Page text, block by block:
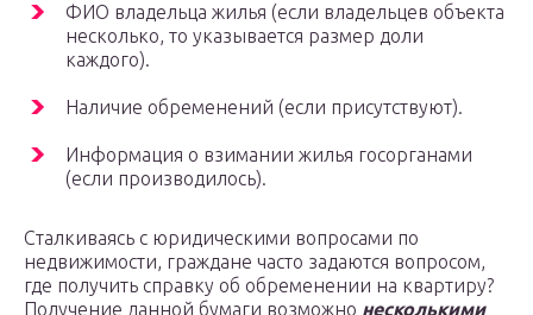
ФИО владельца жилья (если владельцев объекта
несколько, то указывается размер доли
каждого).
Наличие обременений (если присутствуют).
Информация о взимании жилья госорганами
(если производилось).
Сталкиваясь с юридическими вопросами по
недвижимости, граждане часто задаются вопросом,
где получить справку об обременении на квартиру?
Получение данной бумаги возможно несколькими